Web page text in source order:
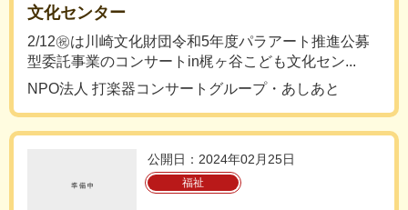
文化センター
2/12㊗︎は川崎文化財団令和5年度パラアート推進公募
型委託事業のコンサートin梶ヶ谷こども文化セン...
NPO法人 打楽器コンサートグループ・あしあと
公開日：2024年02月25日
福祉